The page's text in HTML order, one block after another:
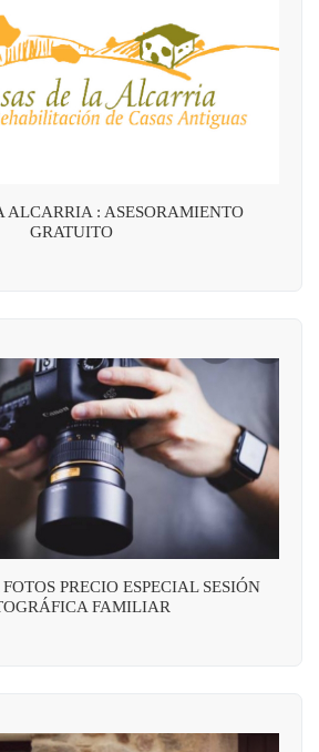
ALCARRIA : ASESORAMIENTO
GRATUITO
PRECIO ESPECIAL SESIÓN
FAMILIAR